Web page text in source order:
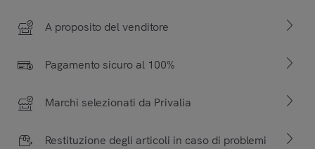
A proposito del venditore
Pagamento sicuro al 100%
Marchi selezionati da Privalia
Restituzione degli articoli in caso di problemi